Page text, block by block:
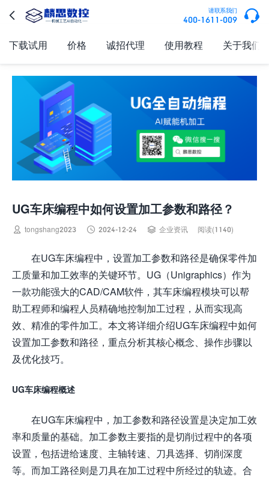
 请联系我们
400-1611-009 
下载试用 价格 诚招代理 使用教程 关于我们
UG车床编程中如何设置加工参数和路径？
 tongshang2023  2024-12-24  企业资讯 阅读(1140)
在UG车床编程中，设置加工参数和路径是确保零件加
工质量和加工效率的关键环节。UG（Unigraphics）作为
一款功能强大的CAD/CAM软件，其车床编程模块可以帮
助工程师和编程人员精确地控制加工过程，从而实现高
效、精准的零件加工。本文将详细介绍UG车床编程中如何
设置加工参数和路径，重点分析其核心概念、操作步骤以
及优化技巧。
UG车床编程概述
在UG车床编程中，加工参数和路径设置是决定加工效
率和质量的基础。加工参数主要指的是切削过程中的各项
设置，包括进给速度、主轴转速、刀具选择、切削深度
等。而加工路径则是刀具在加工过程中所经过的轨迹。合